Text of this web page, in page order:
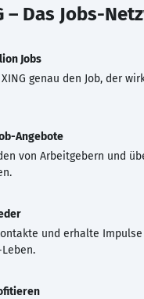
– Das Jobs-
Jobs
genau den Job, der
Angebote
von Arbeitgebern und
und erhalte